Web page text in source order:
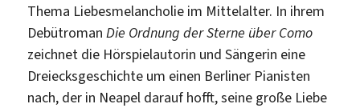
Thema Liebesmelancholie im Mittelalter. In ihrem
DebütromanDie Ordnung der Sterne über Como
zeichnet die Hörspielautorin und Sängerin eine
Dreiecksgeschichte um einen Berliner Pianisten
nach, der in Neapel darauf hofft, seine große Liebe